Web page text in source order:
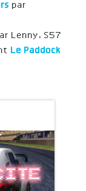
par
Lenny.S57
Le Paddock